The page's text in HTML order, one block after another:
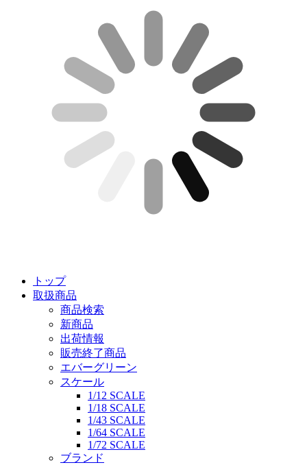
トップ
取扱商品
商品検索
新商品
出荷情報
販売終了商品
エバーグリーン
スケール
1/12 SCALE
1/18 SCALE
1/43 SCALE
1/64 SCALE
1/72 SCALE
ブランド